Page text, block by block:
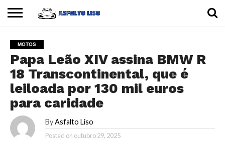
CARROS
MOTOS
DICAS
MOTOS
Papa Leão XIV assina BMW R
18 Transcontinental, que é
leiloada por 130 mil euros
para caridade
By Asfalto Liso
Posted on outubro 29, 2025